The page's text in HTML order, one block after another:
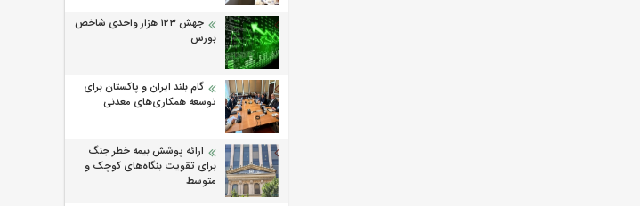
جهش ۱۲۳ هزار واحدی شاخص
بورس
گام بلند ایران و پاکستان برای
توسعه همکاری‌های معدنی
ارائه پوشش بیمه خطر جنگ
برای تقویت بنگاه‌های کوچک و
متوسط